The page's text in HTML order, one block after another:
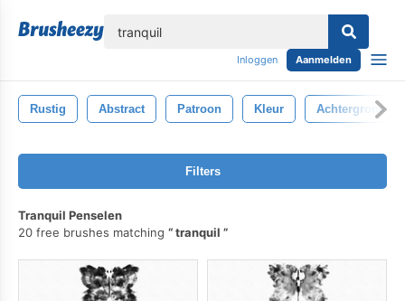
Inloggen Aanmelden
Rustig Abstract Patroon Kleur Achtergrond
Filters
Tranquil Penselen
20 free brushes matching
tranquil